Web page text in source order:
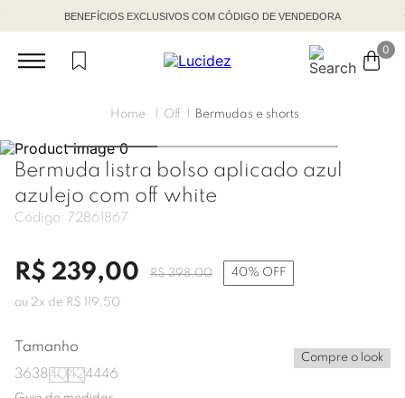
BENEFÍCIOS EXCLUSIVOS COM CÓDIGO DE VENDEDORA
0
Off Bermudas e shorts
Bermuda listra bolso aplicado azul
azulejo com off white
Código: 72861867
R$ 239,00 R$ 398,00 40% OFF
ou 2x de R$ 119 ,50
Tamanho
363840424446
Compre o look